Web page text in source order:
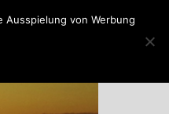
von Werbung